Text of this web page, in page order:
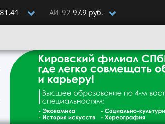
81.41 АИ-92 97.9 руб.